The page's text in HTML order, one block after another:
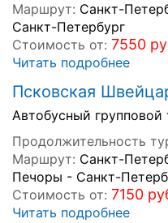
Маршрут: Санкт-
Санкт-Петербург
Стоимость от: 7550
Читать подробнее
Псковская
Автобусный групповой
Продолжительность
Маршрут: Санкт-
Печоры - Санкт-
Стоимость от: 7150
Читать подробнее